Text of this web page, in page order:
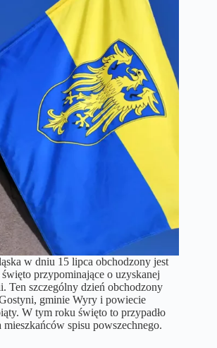
w dniu 15 lipca obchodzony jest
przypominające o uzyskanej
Ten szczególny dzień obchodzony
gminie Wyry i powiecie
W tym roku święto to przypadło
spisu powszechnego.